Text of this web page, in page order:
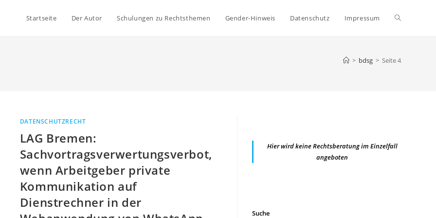
Startseite Der Autor Schulungen zu Rechtsthemen Gender-Hinweis Datenschutz Impressum Website-
> bdsg > Seite 4
DATENSCHUTZRECHT
LAG Bremen:
Sachvortragsverwertungsverbot,
wenn Arbeitgeber private
Kommunikation auf
Dienstrechner in der
Hier wird keine Rechtsberatung im Einzelfall
angeboten
Suche